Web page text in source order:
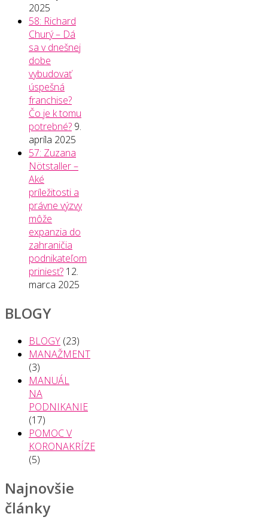
2025
58: Richard
Churý – Dá
sa v dnešnej
dobe
vybudovať
úspešná
franchise?
Čo je k tomu
potrebné? 9.
apríla 2025
57: Zuzana
Nötstaller –
Aké
príležitosti a
právne výzvy
môže
expanzia do
zahraničia
podnikateľom
priniesť? 12.
marca 2025
BLOGY
BLOGY (23)
MANAŽMENT
(3)
MANUÁL
NA
PODNIKANIE
(17)
POMOC V
KORONAKRÍZE
(5)
Najnovšie
články